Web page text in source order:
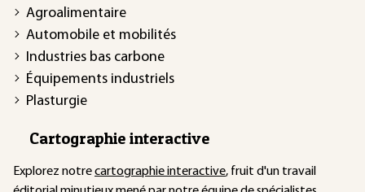
Agroalimentaire
Automobile et mobilités
Industries bas carbone
Équipements industriels
Plasturgie
Cartographie interactive
Explorez notrecartographie interactive, fruit d'un travail